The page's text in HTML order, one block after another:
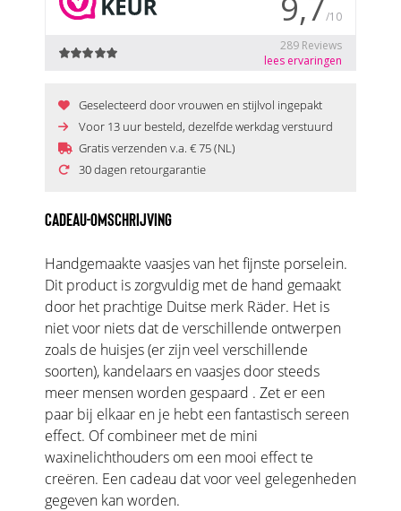
Geselecteerd door vrouwen en stijlvol ingepakt
Voor 13 uur besteld, dezelfde werkdag verstuurd
Gratis verzenden v.a. € 75 (NL)
30 dagen retourgarantie
CADEAU-OMSCHRIJVING
Handgemaakte vaasjes van het fijnste porselein.
Dit product is zorgvuldig met de hand gemaakt
door het prachtige Duitse merk Räder. Het is
niet voor niets dat de verschillende ontwerpen
zoals de huisjes (er zijn veel verschillende
soorten), kandelaars en vaasjes door steeds
meer mensen worden gespaard . Zet er een
paar bij elkaar en je hebt een fantastisch sereen
effect. Of combineer met de mini
waxinelichthouders om een mooi effect te
creëren. Een cadeau dat voor veel gelegenheden
gegeven kan worden.